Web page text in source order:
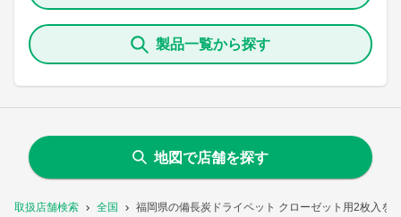
取扱店舗検索 全国 福岡県の備長炭ドライペット クローゼット用2枚入を
製品一覧から探す
地図で店舗を探す